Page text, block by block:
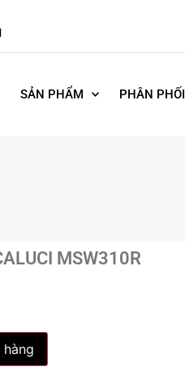
SẢN PHẨM PHÂN PHỐI
MSW310R